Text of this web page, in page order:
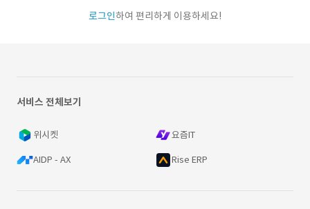
로그인하여 편리하게 이용하세요!
서비스 전체보기
위시켓 요즘IT
AIDP - AX Rise ERP